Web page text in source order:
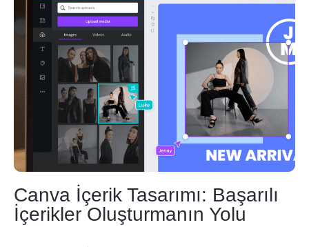
Canva İçerik Tasarımı: Başarılı
İçerikler Oluşturmanın Yolu